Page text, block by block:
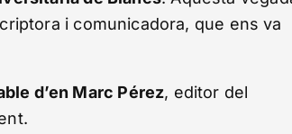
i comunicadora, que ens va
d’en Marc Pérez, editor del